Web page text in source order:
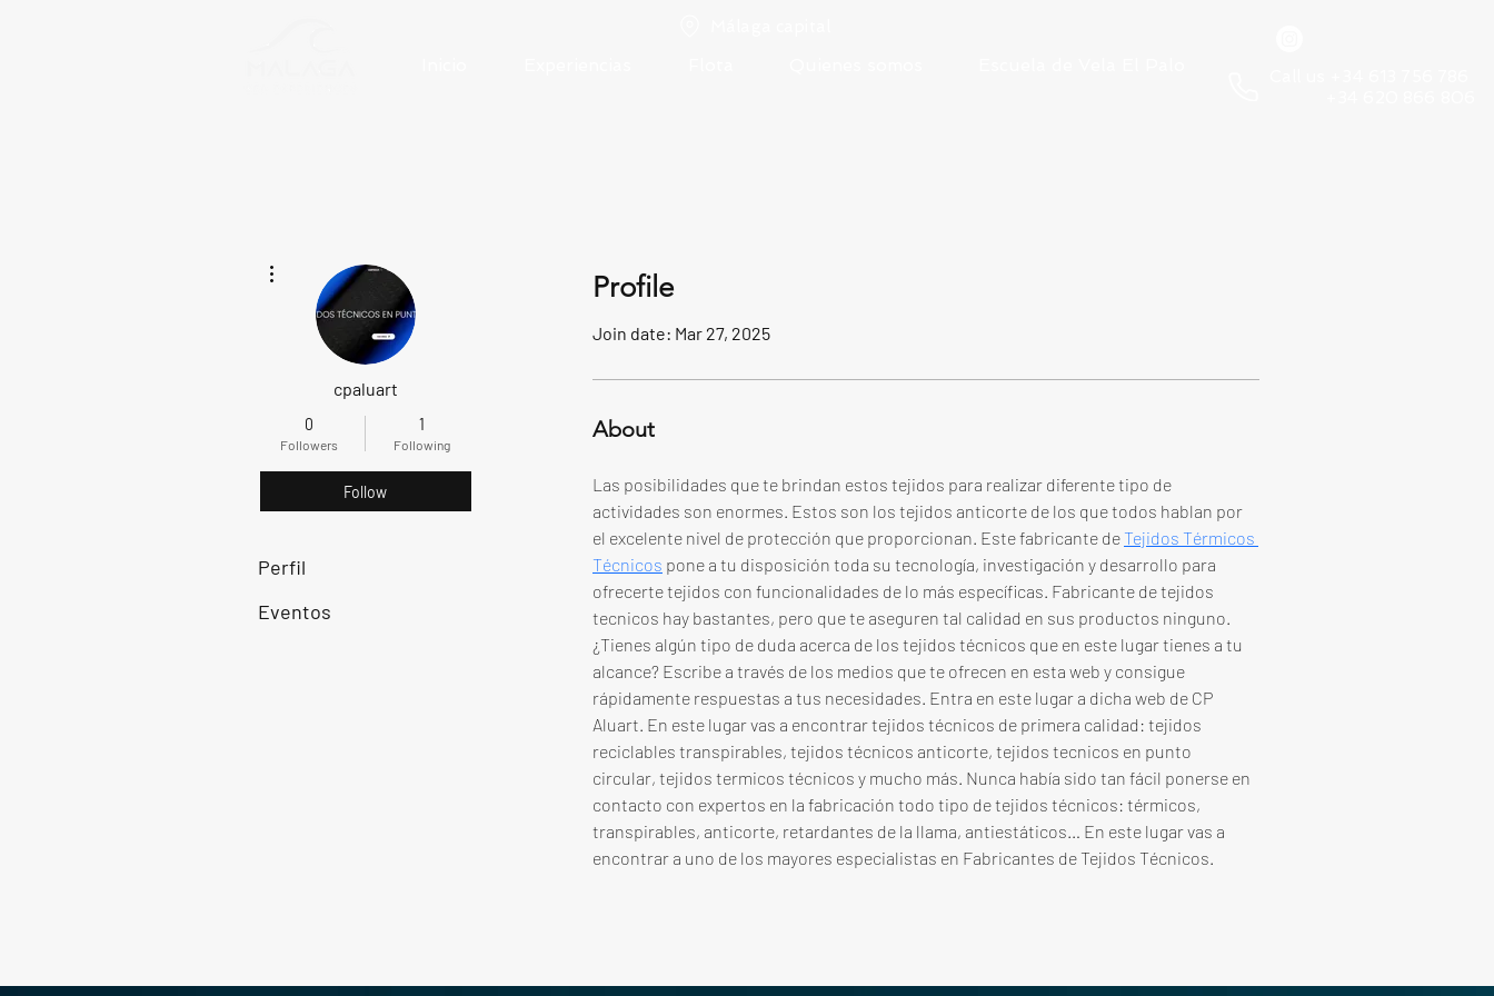
Profile
Join date: Mar 27, 2025
About
Las posibilidades que te brindan estos tejidos para realizar diferente tipo de
actividades son enormes. Estos son los tejidos anticorte de los que todos hablan por
el excelente nivel de protección que proporcionan. Este fabricante de Tejidos Térmicos
Técnicos pone a tu disposición toda su tecnología, investigación y desarrollo para
ofrecerte tejidos con funcionalidades de lo más específicas. Fabricante de tejidos
tecnicos hay bastantes, pero que te aseguren tal calidad en sus productos ninguno.
¿Tienes algún tipo de duda acerca de los tejidos técnicos que en este lugar tienes a tu
alcance? Escribe a través de los medios que te ofrecen en esta web y consigue
rápidamente respuestas a tus necesidades. Entra en este lugar a dicha web de CP
Aluart. En este lugar vas a encontrar tejidos técnicos de primera calidad: tejidos
reciclables transpirables, tejidos técnicos anticorte, tejidos tecnicos en punto
circular, tejidos termicos técnicos y mucho más. Nunca había sido tan fácil ponerse en
contacto con expertos en la fabricación todo tipo de tejidos técnicos: térmicos,
transpirables, anticorte, retardantes de la llama, antiestáticos… En este lugar vas a
encontrar a uno de los mayores especialistas en Fabricantes de Tejidos Técnicos.
cpaluart
0
Followers
1
Following
Follow
Perfil
Eventos